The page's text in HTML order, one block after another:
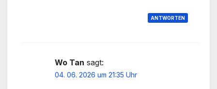
ANTWORTEN
Wo Tan sagt:
04. 06. 2026 um 21:35 Uhr